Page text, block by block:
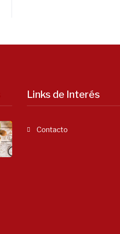
Links de Interés
Contacto